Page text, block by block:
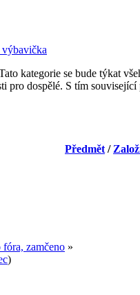
kategorie se bude týkat
pro dospělé. S tím
Předmět /
zamčeno »
)